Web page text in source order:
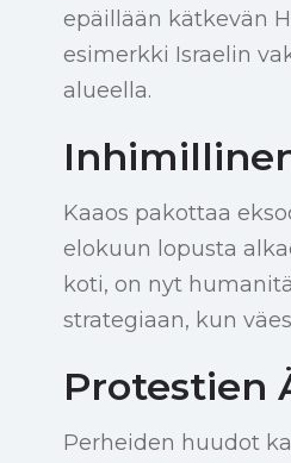
epäillään kätkevän
esimerkki Israelin
alueella.
Kaaos pakottaa
elokuun lopusta
koti, on nyt
strategiaan, kun
Protestien
Perheiden huudot